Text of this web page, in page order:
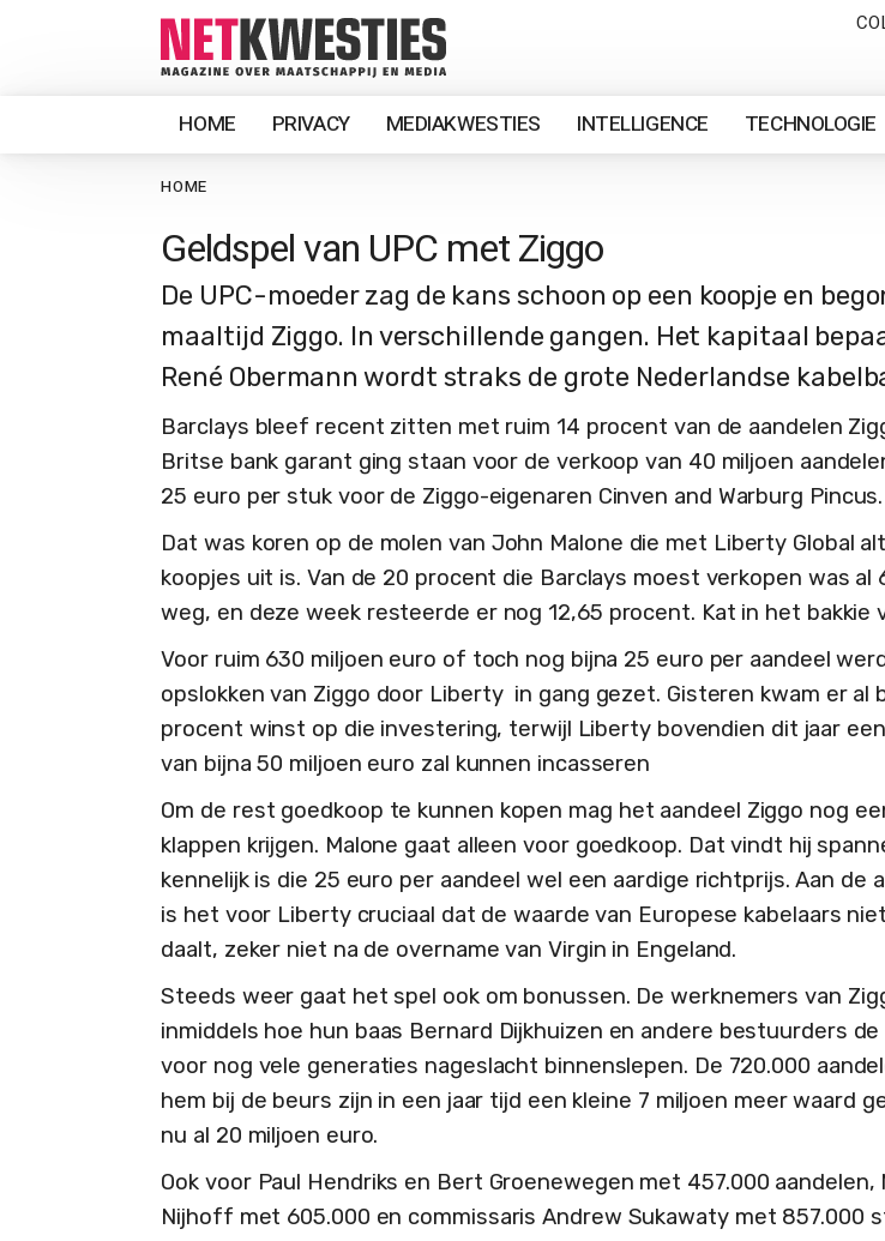
HOME PRIVACY MEDIAKWESTIES INTELLIGENCE TECHNOLOGIE
HOME
Geldspel van UPC met Ziggo
De UPC-moeder zag de kans schoon op een koopje en
maaltijd Ziggo. In verschillende gangen. Het kapitaal
René Obermann wordt straks de grote Nederlandse
Barclays bleef recent zitten met ruim 14 procent van de aandelen
Britse bank garant ging staan voor de verkoop van 40 miljoen
25 euro per stuk voor de Ziggo-eigenaren Cinven and Warburg Pincus.
Dat was koren op de molen van John Malone die met Liberty Global
koopjes uit is. Van de 20 procent die Barclays moest verkopen was al
weg, en deze week resteerde er nog 12,65 procent. Kat in het bakkie
Voor ruim 630 miljoen euro of toch nog bijna 25 euro per aandeel
opslokken van Ziggo door Liberty in gang gezet. Gisteren kwam er al
procent winst op die investering, terwijl Liberty bovendien dit jaar
van bijna 50 miljoen euro zal kunnen incasseren
Om de rest goedkoop te kunnen kopen mag het aandeel Ziggo nog
klappen krijgen. Malone gaat alleen voor goedkoop. Dat vindt hij
kennelijk is die 25 euro per aandeel wel een aardige richtprijs. Aan de
is het voor Liberty cruciaal dat de waarde van Europese kabelaars
daalt, zeker niet na de overname van Virgin in Engeland.
Steeds weer gaat het spel ook om bonussen. De werknemers van
inmiddels hoe hun baas Bernard Dijkhuizen en andere bestuurders de
voor nog vele generaties nageslacht binnenslepen. De 720.000
hem bij de beurs zijn in een jaar tijd een kleine 7 miljoen meer waard
nu al 20 miljoen euro.
Ook voor Paul Hendriks en Bert Groenewegen met 457.000 aandelen,
Nijhoff met 605.000 en commissaris Andrew Sukawaty met 857.000